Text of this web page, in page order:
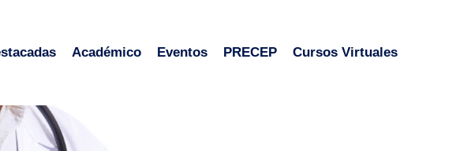
Académico Eventos PRECEP Cursos Virtuales